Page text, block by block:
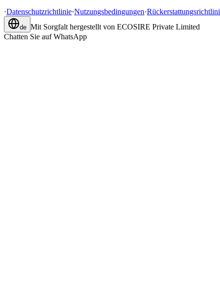
·Datenschutzrichtlinie·Nutzungsbedingungen·
de Mit Sorgfalt hergestellt von ECOSIRE Private Limited
Chatten Sie auf WhatsApp